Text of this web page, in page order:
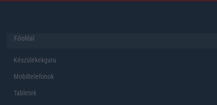
Főoldal
Készülékekguru
Mobiltelefonok
Tabletek